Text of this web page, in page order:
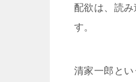
配欲は、読
す。
清家一郎と